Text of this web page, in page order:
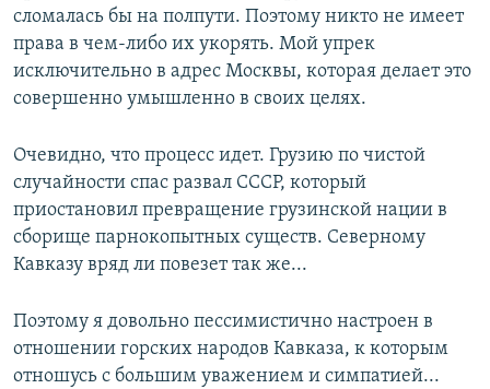
сломалась бы на полпути. Поэтому никто не имеет
права в чем-либо их укорять. Мой упрек
исключительно в адрес Москвы, которая делает это
совершенно умышленно в своих целях.
Очевидно, что процесс идет. Грузию по чистой
случайности спас развал СССР, который
приостановил превращение грузинской нации в
сборище парнокопытных существ. Северному
Кавказу вряд ли повезет так же...
Поэтому я довольно пессимистично настроен в
отношении горских народов Кавказа, к которым
отношусь с большим уважением и симпатией...